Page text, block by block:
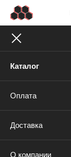
Каталог
Оплата
Доставка
О компании